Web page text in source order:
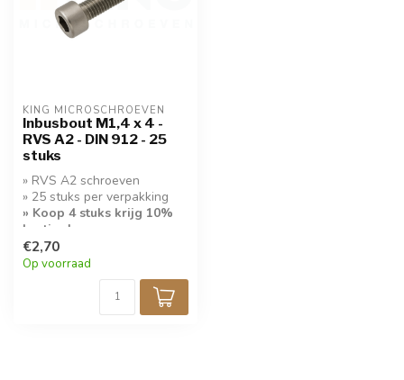
KING MICROSCHROEVEN
Inbusbout M1,4 x 4 -
RVS A2 - DIN 912 - 25
stuks
» RVS A2 schroeven
» 25 stuks per verpakking
» Koop 4 stuks krijg 10%
korting!
€2,70
Op voorraad